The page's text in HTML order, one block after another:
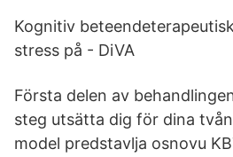
Kognitiv
stress på - DiVA
Första delen av
steg utsätta dig för dina
model predstavlja osnovu